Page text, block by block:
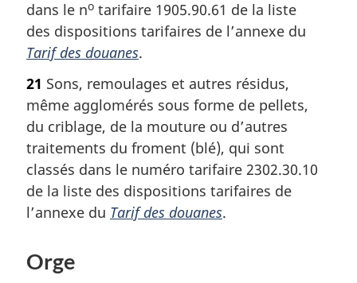
dans le no tarifaire 1905.90.61 de la liste
des dispositions tarifaires de l’annexe du
Tarif des douanes.
21 Sons, remoulages et autres résidus,
même agglomérés sous forme de pellets,
du criblage, de la mouture ou d’autres
traitements du froment (blé), qui sont
classés dans le numéro tarifaire 2302.30.10
de la liste des dispositions tarifaires de
l’annexe du Tarif des douanes.
Orge